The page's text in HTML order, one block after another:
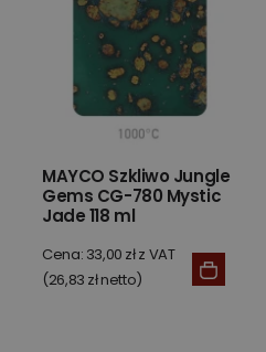
MAYCO Szkliwo Jungle
Gems CG-780 Mystic
Jade 118 ml
Cena: 33,00 zł z VAT
(26,83 zł netto)